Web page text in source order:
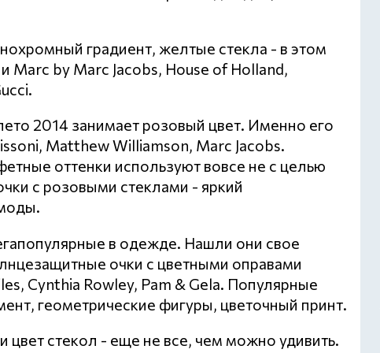
градиент, желтые стекла - в этом
Marc by Marc Jacobs, House of Holland,
2014 занимает розовый цвет. Именно его
Matthew Williamson, Marc Jacobs.
оттенки используют вовсе не с целью
с розовыми стеклами - яркий
в одежде. Нашли они свое
очки с цветными оправами
Cynthia Rowley, Pam & Gela. Популярные
геометрические фигуры, цветочный принт.
стекол - еще не все, чем можно удивить.